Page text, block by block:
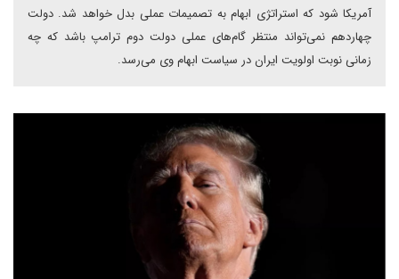
آمریکا شود که استراتژی ابهام به تصمیمات عملی بدل خواهد شد. دولت
چهاردهم نمی‌تواند منتظر گام‌های عملی دولت دوم ترامپ باشد که چه
زمانی نوبت اولویت ایران در سیاست ابهام وی می‌رسد.